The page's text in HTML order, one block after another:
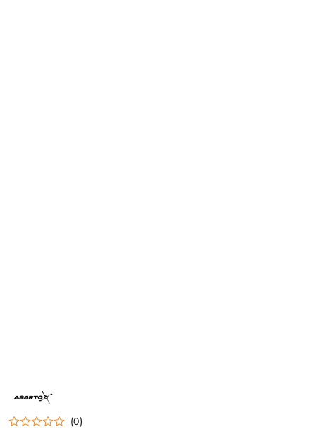
NAZWA
PRODUCENTA:
(0)